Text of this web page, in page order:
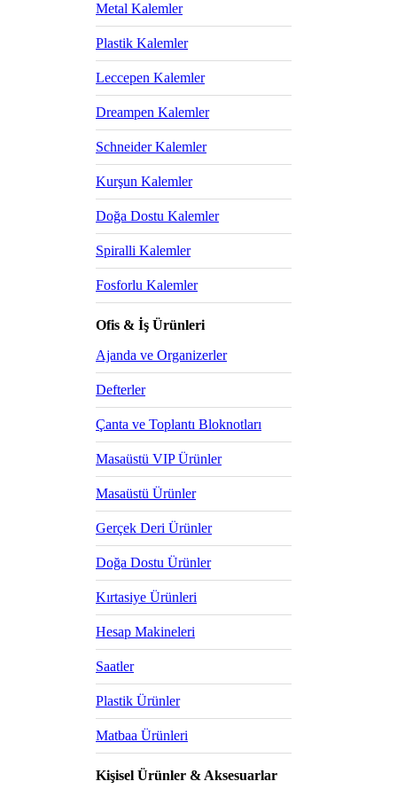
Metal Kalemler
Plastik Kalemler
Leccepen Kalemler
Dreampen Kalemler
Schneider Kalemler
Kurşun Kalemler
Doğa Dostu Kalemler
Spiralli Kalemler
Fosforlu Kalemler
Ofis & İş Ürünleri
Ajanda ve Organizerler
Defterler
Çanta ve Toplantı Bloknotları
Masaüstü VIP Ürünler
Masaüstü Ürünler
Gerçek Deri Ürünler
Doğa Dostu Ürünler
Kırtasiye Ürünleri
Hesap Makineleri
Saatler
Plastik Ürünler
Matbaa Ürünleri
Kişisel Ürünler & Aksesuarlar